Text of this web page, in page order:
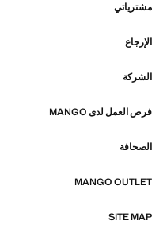
مشترياتي
الإرجاع
الشركة
فرص العمل لدى MANGO
الصحافة
MANGO OUTLET
SITE MAP